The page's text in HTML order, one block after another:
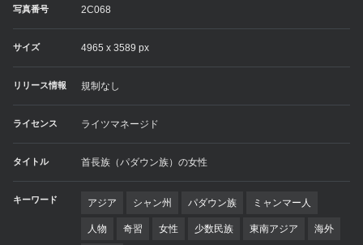
写真番号 2C068
サイズ 4965 x 3589 px
リリース情報 規制なし
ライセンス ライツマネージド
タイトル 首長族（パダウン族）の女性
キーワード アジア シャン州 パダウン族 ミャンマー人
人物 奇習 女性 少数民族 東南アジア 海外